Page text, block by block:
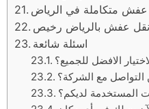
متكاملة في الرياض
عفش بالرياض رخيص
اسئلة شائعة
الافضل للجميع؟
مع الشركة؟
المستخدمة لديكم؟